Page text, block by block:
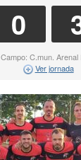
0
Campo: C.mun. Arenal
Ver jornada